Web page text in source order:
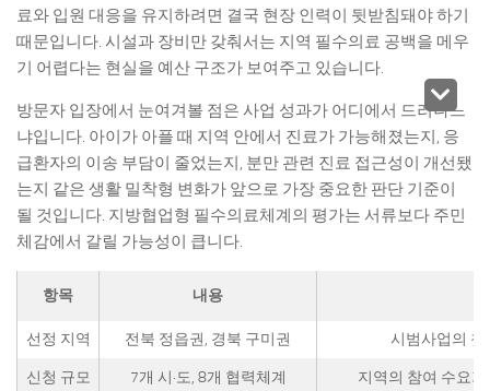
료와 입원 대응을 유지하려면 결국 현장 인력이 뒷받침돼야 하기
때문입니다. 시설과 장비만 갖춰서는 지역 필수의료 공백을 메우
기 어렵다는 현실을 예산 구조가 보여주고 있습니다.
방문자 입장에서 눈여겨볼 점은 사업 성과가 어디에서 드러나느
냐입니다. 아이가 아플 때 지역 안에서 진료가 가능해졌는지, 응
급환자의 이송 부담이 줄었는지, 분만 관련 진료 접근성이 개선됐
는지 같은 생활 밀착형 변화가 앞으로 가장 중요한 판단 기준이
될 것입니다. 지방협업형 필수의료체계의 평가는 서류보다 주민
체감에서 갈릴 가능성이 큽니다.
항목 내용
선정 지역 전북 정읍권, 경북 구미권 시범사업의
신청 규모 7개 시·도, 8개 협력체계 지역의 참여 수요